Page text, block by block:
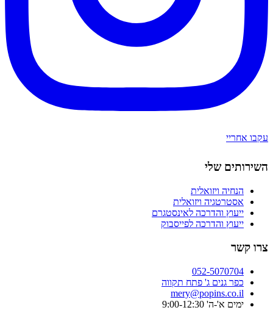
עקבו אחריי
השירותים שלי
הנחיה ויזואלית
אסטרטגיה ויזואלית
ייעוץ והדרכה לאינסטגרם
ייעוץ והדרכה לפייסבוק
צרו קשר
052-5070704
כפר גנים ג' פתח תקווה
mery@popins.co.il
ימים א'-ה' 9:00-12:30